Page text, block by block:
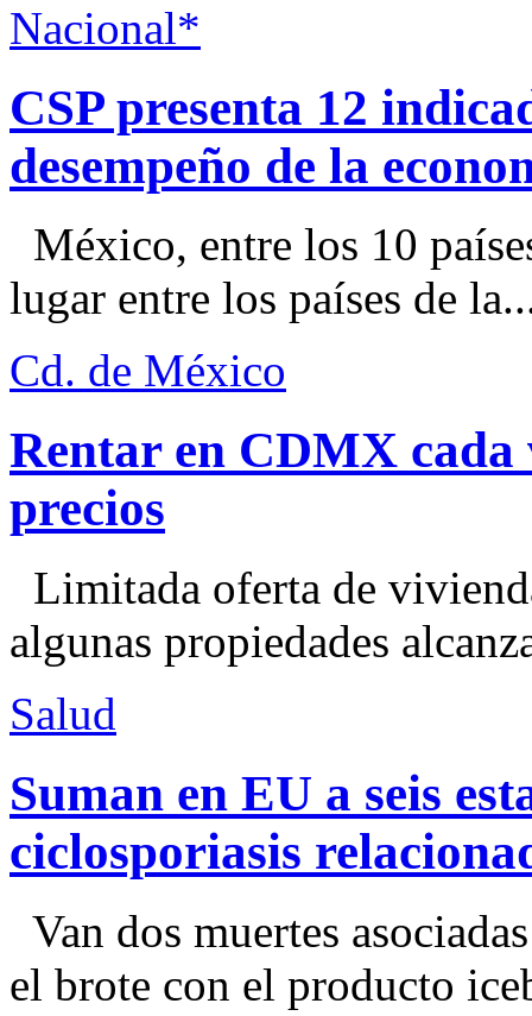
Nacional*
CSP presenta 12
desempeño de la
México, entre los 10
lugar entre los países de
Cd. de México
Rentar en CDMX cada
precios
Limitada oferta de
algunas propiedades
Salud
Suman en EU a seis
ciclosporiasis
Van dos muertes
el brote con el producto